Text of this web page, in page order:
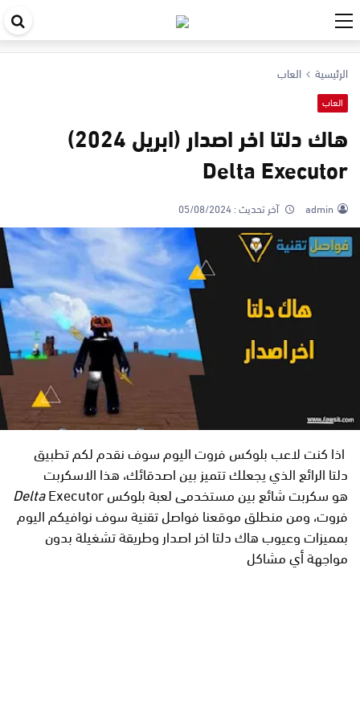
الرئيسية العاب
العاب
هاك دلتا اخر اصدار (ابريل 2024)
Delta Executor
admin آخر تحديث :05/08/2024
اذا كنت لاعب بلوكس فروت اليوم سوف نقدم لكم تطبيق
دلتا الرائع الذي يجعلك تتميز بين اصدقائك، هذا الاسكربت
DeltaExecutor هو سكربت شائع بين مستخدمى لعبة بلوكس
فروت، ومن منطلق موقعنا فواصل تقنية سوف نوافيكم اليوم
بمميزات وعيوب هاك دلتا اخر اصدار وطريقة تشغيلة بدون
مواجهة أي مشاكل